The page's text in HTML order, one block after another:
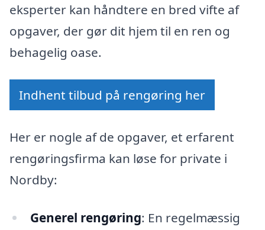
eksperter kan håndtere en bred vifte af
opgaver, der gør dit hjem til en ren og
behagelig oase.
Indhent tilbud på rengøring her
Her er nogle af de opgaver, et erfarent
rengøringsfirma kan løse for private i
Nordby:
Generel rengøring: En regelmæssig